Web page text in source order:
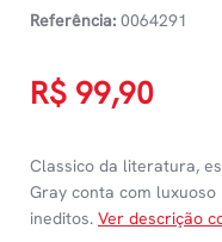
Referência: 0064291
R$ 99,90
Classico da literatura,
Gray conta com
ineditos. Ver descrição